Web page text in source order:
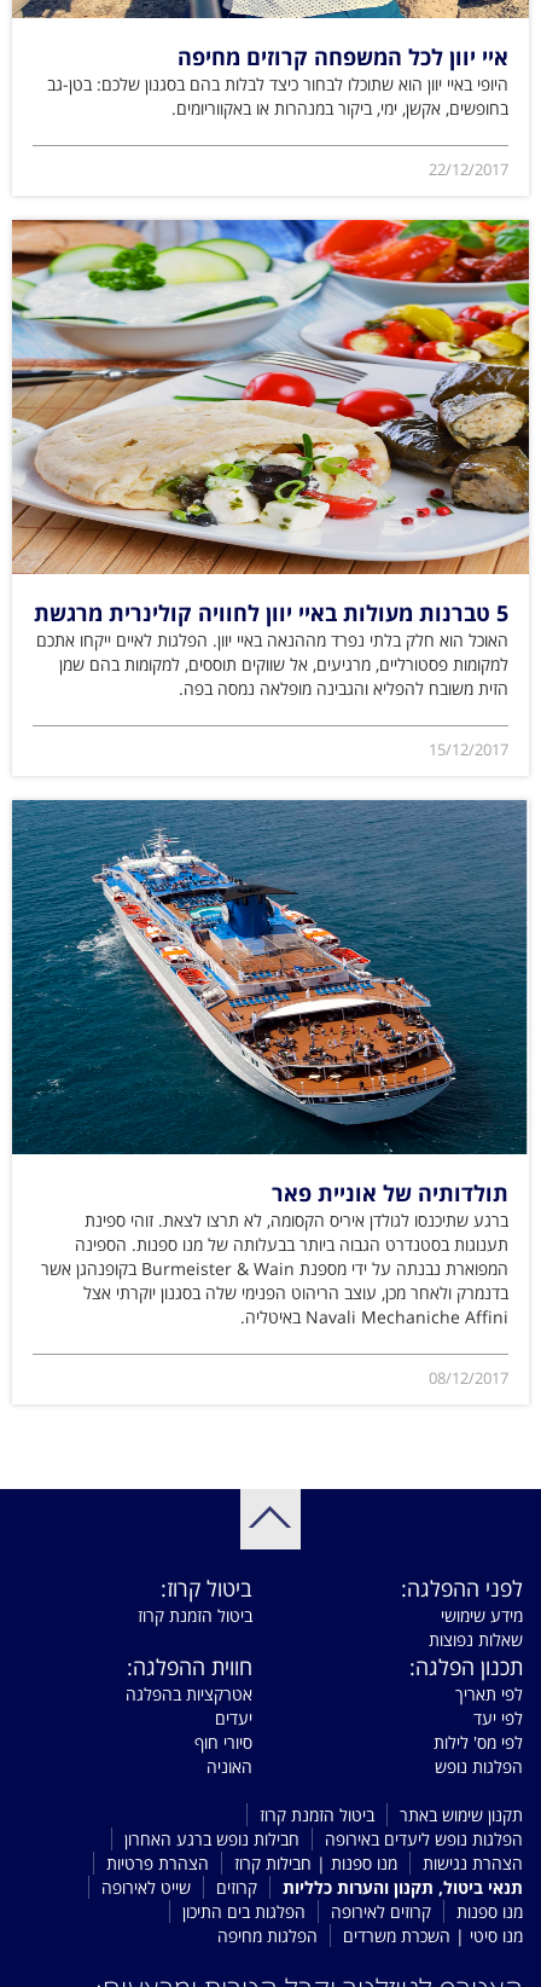
איי יוון לכל המשפחה קרוזים מחיפה
היופי באיי יוון הוא שתוכלו לבחור כיצד לבלות בהם בסגנון שלכם: בטן-גב
בחופשים, אקשן, ימי, ביקור במנהרות או באקווריומים.
22/12/2017
5 טברנות מעולות באיי יוון לחוויה קולינרית מרגשת
האוכל הוא חלק בלתי נפרד מההנאה באיי יוון. הפלגות לאיים ייקחו אתכם
למקומות פסטורליים, מרגיעים, אל שווקים תוססים, למקומות בהם שמן
הזית משובח להפליא והגבינה מופלאה נמסה בפה.
15/12/2017
תולדותיה של אוניית פאר
ברגע שתיכנסו לגולדן איריס הקסומה, לא תרצו לצאת. זוהי ספינת
תענוגות בסטנדרט הגבוה ביותר בבעלותה של מנו ספנות. הספינה
המפוארת נבנתה על ידי מספנת Burmeister & Wain בקופנהגן אשר
בדנמרק ולאחר מכן, עוצב הריהוט הפנימי שלה בסגנון יוקרתי אצל
Navali Mechaniche Affini באיטליה.
08/12/2017
לפני ההפלגה:
מידע שימושי
שאלות נפוצות
ביטול קרוז:
ביטול הזמנת קרוז
תכנון הפלגה:
לפי תאריך
לפי יעד
לפי מס' לילות
הפלגות נופש
חווית ההפלגה:
אטרקציות בהפלגה
יעדים
סיורי חוף
האוניה
תקנון שימוש באתר
ביטול הזמנת קרוז
הפלגות נופש ליעדים באירופה
חבילות נופש ברגע האחרון
הצהרת נגישות
מנו ספנות | חבילות קרוז
הצהרת פרטיות
תנאי ביטול, תקנון והערות כלליות
קרוזים
שייט לאירופה
מנו ספנות
קרוזים לאירופה
הפלגות בים התיכון
מנו סיטי | השכרת משרדים
הפלגות מחיפה